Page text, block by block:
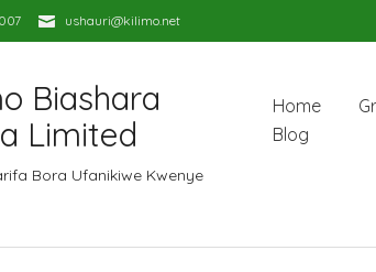
ushauri@kilimo.net
Biashara
Limited
Bora Ufanikiwe Kwenye
Home
Blog